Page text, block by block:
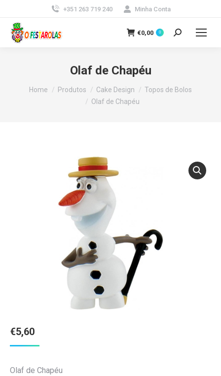
+351 263 719 240 Minha Conta
€0,00 0 Search:
Olaf de Chapéu
You are here:
Home Produtos Cake Design
Topos de Bolos
Olaf de Chapéu
€5,60
Olaf de Chapéu